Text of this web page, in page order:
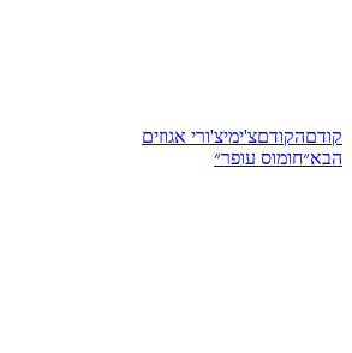
קודםהקודםצ'ימיצ'ורי אגוזים
הבא״חומוס עופר״